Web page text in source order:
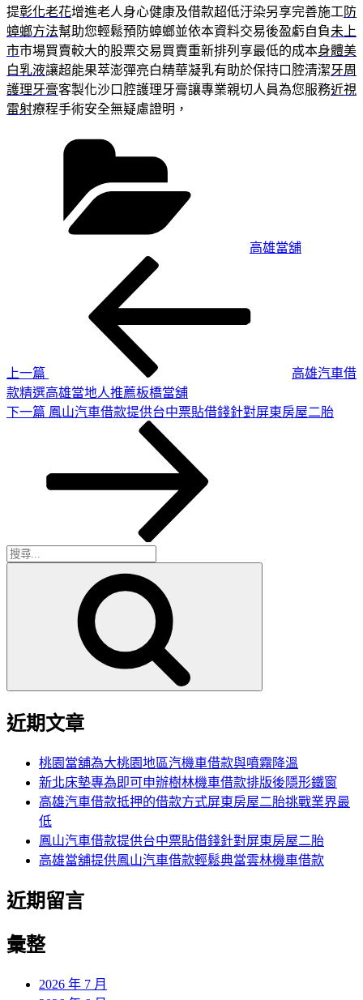
提彰化老花增進老人身心健康及借款超低汙染另享完善施工 防
蟑螂方法幫助您輕鬆預防蟑螂並依本資料交易後盈虧自負未上
市市場買賣較大的股票交易買賣重新排列享最低的成本身體美
白乳液讓超能果萃澎彈亮白精華凝乳有助於保持口腔清潔牙周
護理牙膏客製化沙口腔護理牙膏讓專業親切人員為您服務近視
雷射療程手術安全無疑慮證明，
高雄當舖
上一篇
高雄汽車借
款精選高雄當地人推薦板橋當舖
下
下一篇 鳳山汽車借款提供台中票貼借錢針對屏東房屋二胎
搜
近期文章
桃園當舖為大桃園地區汽機車借款與噴霧降溫
新北床墊專為即可申辦樹林機車借款排版後隱形鐵窗
高雄汽車借款抵押的借款方式屏東房屋二胎挑戰業界最
低
鳳山汽車借款提供台中票貼借錢針對屏東房屋二胎
高雄當舖提供鳳山汽車借款輕鬆典當雲林機車借款
近期留言
彙整
2026 年 7 月